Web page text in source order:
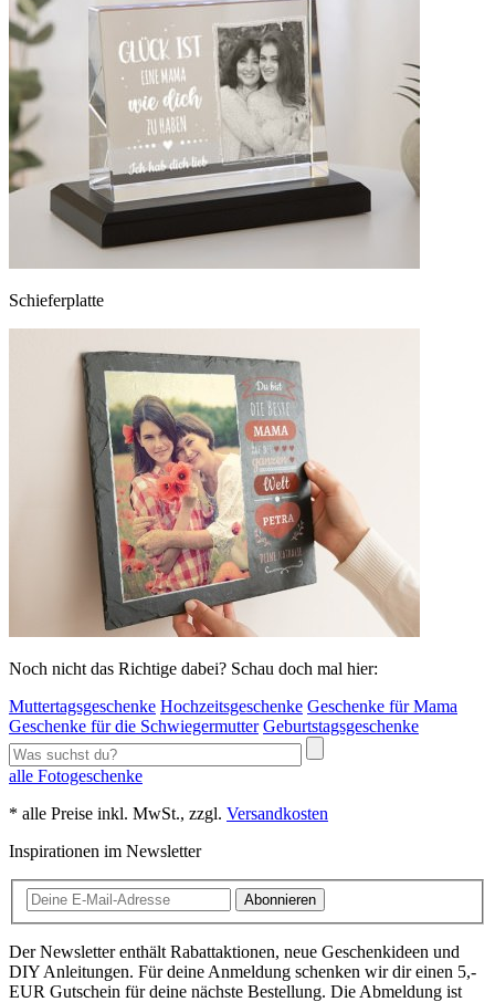
Schieferplatte
Noch nicht das Richtige dabei? Schau doch mal hier:
Muttertagsgeschenke Hochzeitsgeschenke Geschenke für Mama
Geschenke für die Schwiegermutter Geburtstagsgeschenke
alle Fotogeschenke
* alle Preise inkl. MwSt., zzgl. Versandkosten
Inspirationen im Newsletter
Abonnieren
Der Newsletter enthält Rabattaktionen, neue Geschenkideen und
DIY Anleitungen. Für deine Anmeldung schenken wir dir einen 5,-
EUR Gutschein für deine nächste Bestellung. Die Abmeldung ist